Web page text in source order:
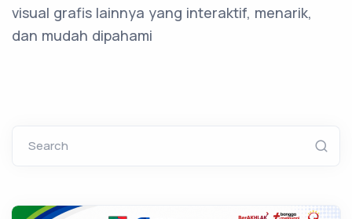
visual grafis lainnya yang interaktif, menarik,
dan mudah dipahami
Search